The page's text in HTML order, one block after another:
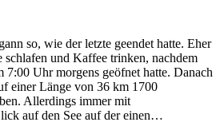
so, wie der letzte geendet hatte. Eher
schlafen und Kaffee trinken, nachdem
7:00 Uhr morgens geöfnet hatte. Danach
einer Länge von 36 km 1700
Allerdings immer mit
auf den See auf der einen…